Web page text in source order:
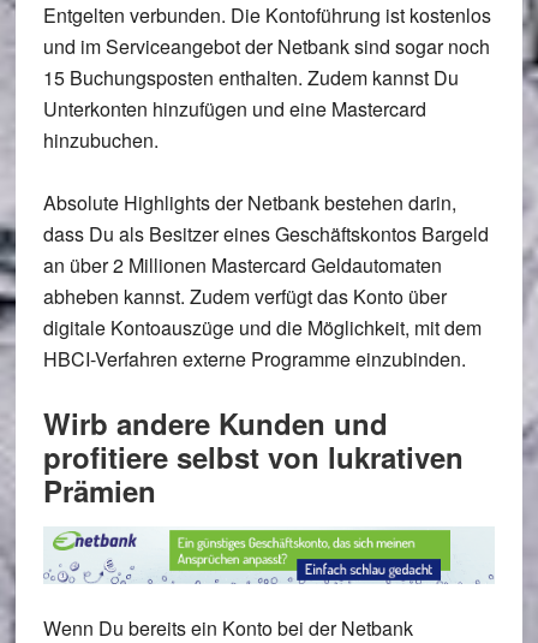
Entgelten verbunden. Die Kontoführung ist kostenlos
und im Serviceangebot der Netbank sind sogar noch
15 Buchungsposten enthalten. Zudem kannst Du
Unterkonten hinzufügen und eine Mastercard
hinzubuchen.
Absolute Highlights der Netbank bestehen darin,
dass Du als Besitzer eines Geschäftskontos Bargeld
an über 2 Millionen Mastercard Geldautomaten
abheben kannst. Zudem verfügt das Konto über
digitale Kontoauszügeund die Möglichkeit, mit dem
HBCI-Verfahren externe Programmeeinzubinden.
Wirb andere Kunden und
profitiere selbst von lukrativen
Prämien
Wenn Du bereits ein Konto bei der Netbank